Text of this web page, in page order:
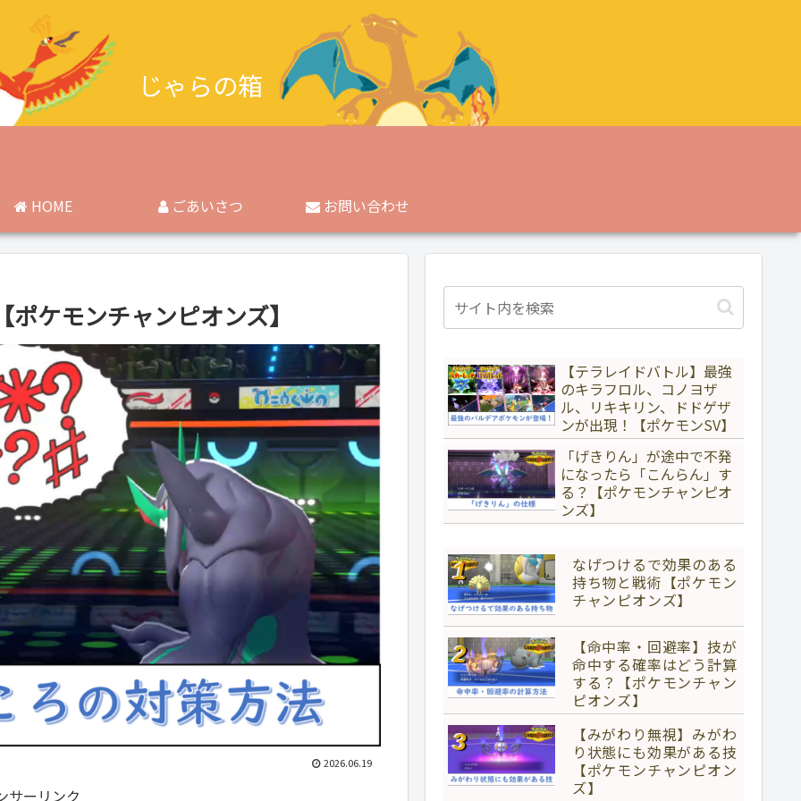
じゃらの箱
HOME ごあいさつ お問い合わせ
ケモンチャンピオンズ】
2026.06.19
サーリンク
【テラレイドバトル】最強
のキラフロル、コノヨザ
ル、リキキリン、ドドゲザ
ンが出現！【ポケモンSV】
「げきりん」が途中で不発
になったら「こんらん」す
る？【ポケモンチャンピオ
ンズ】
なげつけるで効果のある
持ち物と戦術【ポケモン
チャンピオンズ】
【命中率・回避率】技が
命中する確率はどう計算
する？【ポケモンチャン
ピオンズ】
【みがわり無視】みがわ
り状態にも効果がある技
【ポケモンチャンピオン
ズ】